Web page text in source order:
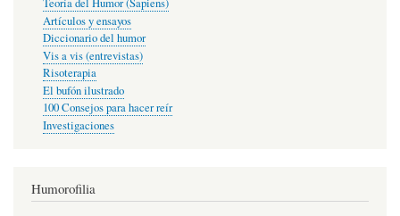
Teoría del Humor (Sapiens)
Artículos y ensayos
Diccionario del humor
Vis a vis (entrevistas)
Risoterapia
El bufón ilustrado
100 Consejos para hacer reír
Investigaciones
Humorofilia